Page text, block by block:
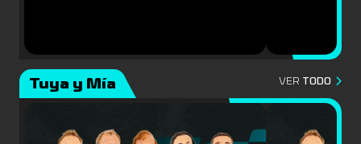
Tuya y Mía VER TODO